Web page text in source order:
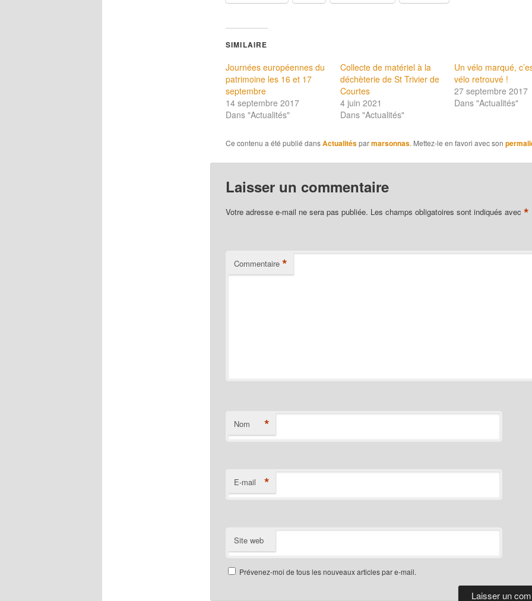
SIMILAIRE
Journées européennes du
patrimoine les 16 et 17
septembre
14 septembre 2017
Dans "Actualités"
Collecte de matériel à la
déchèterie de St Trivier de
Courtes
4 juin 2021
Dans "Actualités"
Un vélo marqué,
vélo retrouvé !
27 septembre 2017
Dans "Actualités"
Ce contenu a été publié dansActualitésparmarsonnas. Mettez-le en favori avec son
Laisser un commentaire
Votre adresse e-mail ne sera pas publiée. Les champs obligatoires sont indiqués avec *
Commentaire *
Nom *
E-mail *
Site web
Prévenez-moi de tous les nouveaux articles par e-mail.